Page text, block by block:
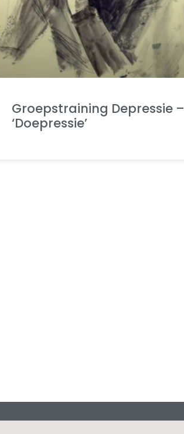
Groepstraining Depressie –
‘Doepressie’